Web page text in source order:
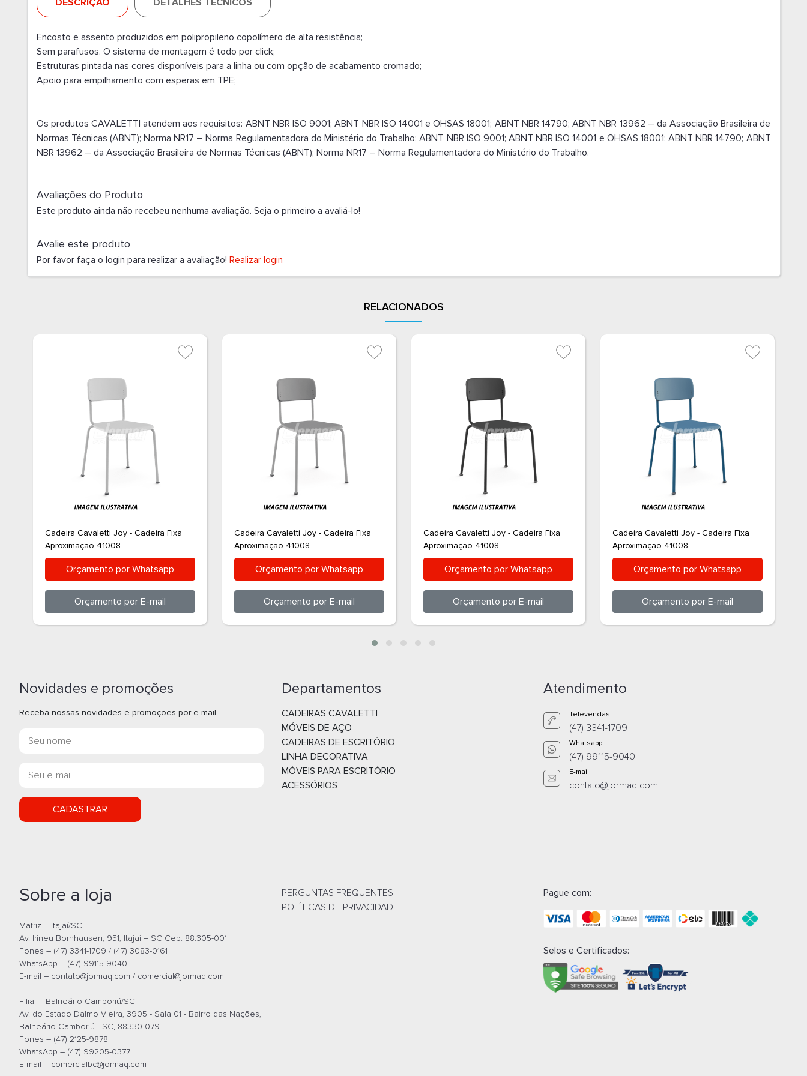
DESCRIÇÃO DETALHES TÉCNICOS
Encosto e assento produzidos em polipropileno copolímero de alta resistência;
Sem parafusos. O sistema de montagem é todo por click;
Estruturas pintada nas cores disponíveis para a linha ou com opção de acabamento cromado;
Apoio para empilhamento com esperas em TPE;
Os produtos CAVALETTI atendem aos requisitos: ABNT NBR ISO 9001; ABNT NBR ISO 14001 e OHSAS 18001; ABNT NBR 14790; ABNT NBR 13962 – da Associação Brasileira de
Normas Técnicas (ABNT); Norma NR17 – Norma Regulamentadora do Ministério do Trabalho; ABNT NBR ISO 9001; ABNT NBR ISO 14001 e OHSAS 18001; ABNT NBR 14790; ABNT
NBR 13962 – da Associação Brasileira de Normas Técnicas (ABNT); Norma NR17 – Norma Regulamentadora do Ministério do Trabalho.
Avaliações do Produto
Este produto ainda não recebeu nenhuma avaliação. Seja o primeiro a avaliá-lo!
Avalie este produto
Por favor faça o login para realizar a avaliação! Realizar login
RELACIONADOS
Cadeira Cavaletti Joy - Cadeira Fixa
Aproximação 41008
Orçamento porWhatsapp
Orçamento porE-mail
Cadeira Cavaletti Joy - Cadeira Fixa
Aproximação 41008
Orçamento porWhatsapp
Orçamento porE-mail
Cadeira Cavaletti Joy - Cadeira Fixa
Aproximação 41008
Orçamento porWhatsapp
Orçamento porE-mail
Cadeira Cavaletti Joy - Cadeira Fixa
Aproximação 41008
Orçamento porWhatsapp
Orçamento porE-mail
Novidades e promoções
Receba nossas novidades e promoções por e-mail.
CADASTRAR
Departamentos
CADEIRAS CAVALETTI
MÓVEIS DE AÇO
CADEIRAS DE ESCRITÓRIO
LINHA DECORATIVA
MÓVEIS PARA ESCRITÓRIO
ACESSÓRIOS
Atendimento
Televendas
(47) 3341-1709
Whatsapp
(47) 99115-9040
E-mail
contato@jormaq.com
Sobre a loja
Matriz – Itajaí/SC
Av. Irineu Bornhausen, 951, Itajaí – SC Cep: 88.305-001
Fones – (47) 3341-1709 / (47) 3083-0161
WhatsApp – (47) 99115-9040
E-mail – contato@jormaq.com / comercial@jormaq.com
Filial – Balneário Camboriú/SC
Av. do Estado Dalmo Vieira, 3905 - Sala 01 - Bairro das Nações,
Balneário Camboriú - SC, 88330-079
Fones – (47) 2125-9878
WhatsApp – (47) 99205-0377
E-mail – comercialbc@jormaq.com
PERGUNTAS FREQUENTES
POLÍTICAS DE PRIVACIDADE
Pague com:
Selos e Certificados: